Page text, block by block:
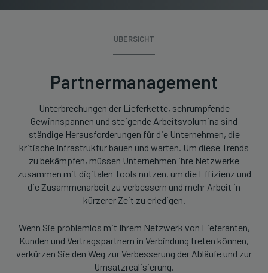
ÜBERSICHT
Partnermanagement
Unterbrechungen der Lieferkette, schrumpfende
Gewinnspannen und steigende Arbeitsvolumina sind
ständige Herausforderungen für die Unternehmen, die
kritische Infrastruktur bauen und warten. Um diese Trends
zu bekämpfen, müssen Unternehmen ihre Netzwerke
zusammen mit digitalen Tools nutzen, um die Effizienz und
die Zusammenarbeit zu verbessern und mehr Arbeit in
kürzerer Zeit zu erledigen.
Wenn Sie problemlos mit Ihrem Netzwerk von Lieferanten,
Kunden und Vertragspartnern in Verbindung treten können,
verkürzen Sie den Weg zur Verbesserung der Abläufe und zur
Umsatzrealisierung.